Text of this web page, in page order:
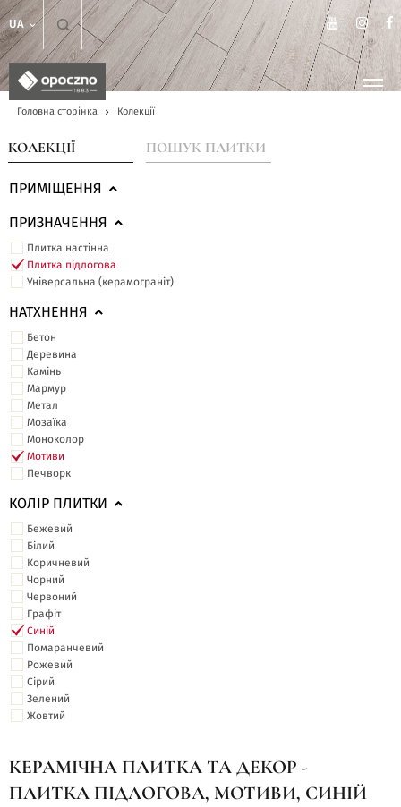
UA
Головна сторінка Колекції
КОЛЕКЦІЇ ПОШУК ПЛИТКИ
ПРИМІЩЕННЯ
ПРИЗНАЧЕННЯ
Плитка настінна
Плитка підлогова
Універсальна (керамограніт)
НАТХНЕННЯ
Бетон
Деревина
Камінь
Мармур
Метал
Мозаїка
Моноколор
Мотиви
Печворк
КОЛІР ПЛИТКИ
Бежевий
Білий
Коричневий
Чорний
Червоний
Графіт
Синій
Помаранчевий
Рожевий
Сірий
Зелений
Жовтий
КЕРАМІЧНА ПЛИТКА ТА ДЕКОР -
ПЛИТКА ПІДЛОГОВА, МОТИВИ, СИНІЙ